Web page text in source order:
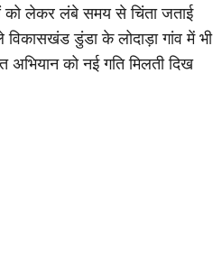
को लेकर लंबे समय से चिंता जताई
डुंडा के लोदाड़ा गांव में भी
को नई गति मिलती दिख